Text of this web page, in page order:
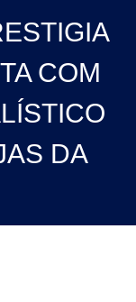
COM
DA